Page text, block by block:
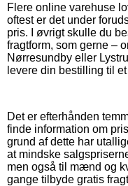
Flere online varehuse
oftest er det under
pris. I øvrigt skulle du
fragtform, som gerne –
Nørresundby eller
levere din bestilling til
Det er efterhånden
finde information om
grund af dette har
at mindske
men også til mænd og
gange tilbyde gratis